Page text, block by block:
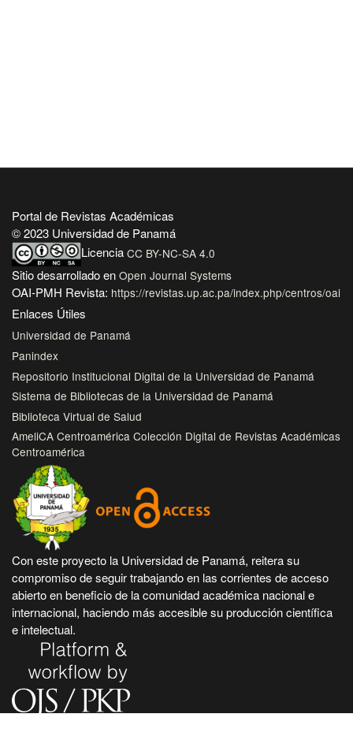
Portal de Revistas Académicas
© 2023 Universidad de Panamá
Licencia CC BY-NC-SA 4.0
Sitio desarrollado en Open Journal Systems
OAI-PMH Revista: https://revistas.up.ac.pa/index.php/centros/oai
Enlaces Útiles
Universidad de Panamá
Panindex
Repositorio Institucional Digital de la Universidad de Panamá
Sistema de Bibliotecas de la Universidad de Panamá
Biblioteca Virtual de Salud
AmeliCA Centroamérica Colección Digital de Revistas Académicas
Centroamérica
Con este proyecto la Universidad de Panamá, reitera su
compromiso de seguir trabajando en las corrientes de acceso
abierto en beneficio de la comunidad académica nacional e
internacional, haciendo más accesible su producción científica
e intelectual.